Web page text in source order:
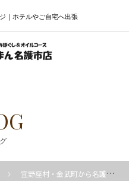
｜ホテルやご自宅へ出張
宜野座村・金武町から名護店を考える女性へ｜セラピスト求人相談